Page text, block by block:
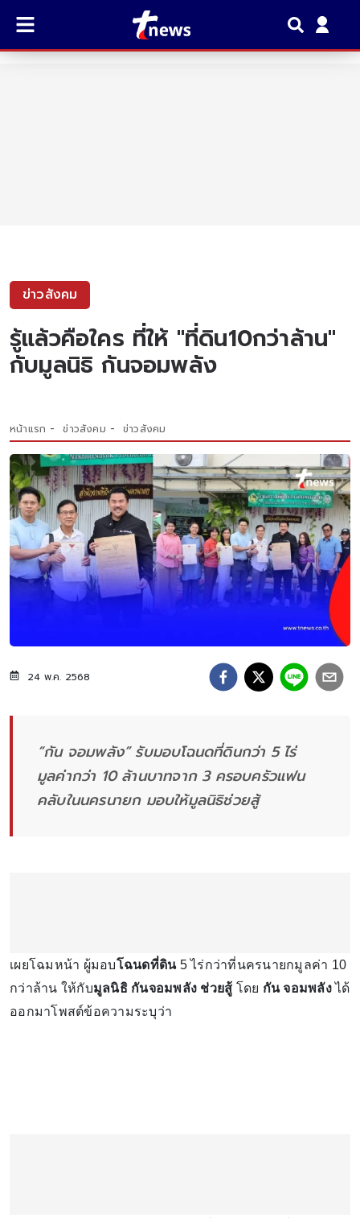
ข่าวสังคม
รู้แล้วคือใคร ที่ให้ "ที่ดิน10กว่าล้าน"
กับมูลนิธิ กันจอมพลัง
หน้าแรก ข่าวสังคม ข่าวสังคม
24 พ.ค. 2568
“กัน จอมพลัง” รับมอบโฉนดที่ดินกว่า 5 ไร่
มูลค่ากว่า 10 ล้านบาทจาก 3 ครอบครัวแฟน
คลับในนครนายก มอบให้มูลนิธิช่วยสู้
เผยโฉมหน้า ผู้มอบโฉนดที่ดิน 5 ไร่กว่าที่นครนายกมูลค่า 10
กว่าล้าน ให้กับมูลนิธิ กันจอมพลัง ช่วยสู้ โดย กัน จอมพลังได้
ออกมาโพสต์ข้อความระบุว่า